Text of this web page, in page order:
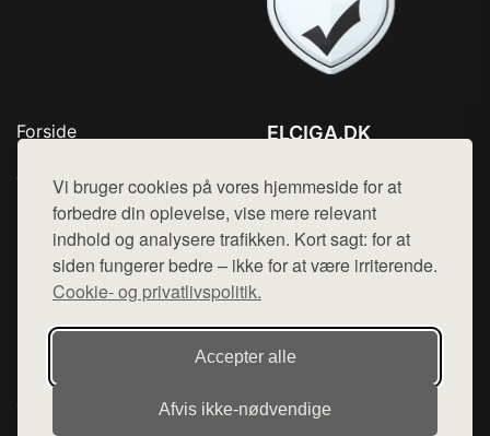
Vi bruger cookies på vores hjemmeside for at
forbedre din oplevelse, vise mere relevant
indhold og analysere trafikken. Kort sagt: for at
siden fungerer bedre – ikke for at være irriterende.
Cookie- og privatlivspolitik.
Accepter alle
Afvis ikke‑nødvendige
Forside
Top Rabatter
Kontakt
ELCIGA.DK
Mail: hej@want.dk
Cookie- og privatlivspolitik
Denne side er en del af want.dk, der udgiver en række
hjemmesider med præsentation af forskellige produkter fra
diverse webshops. Der sælges ikke varer fra denne side - vi
henviser til de shops, som sælger varen. Vi har heller ikke